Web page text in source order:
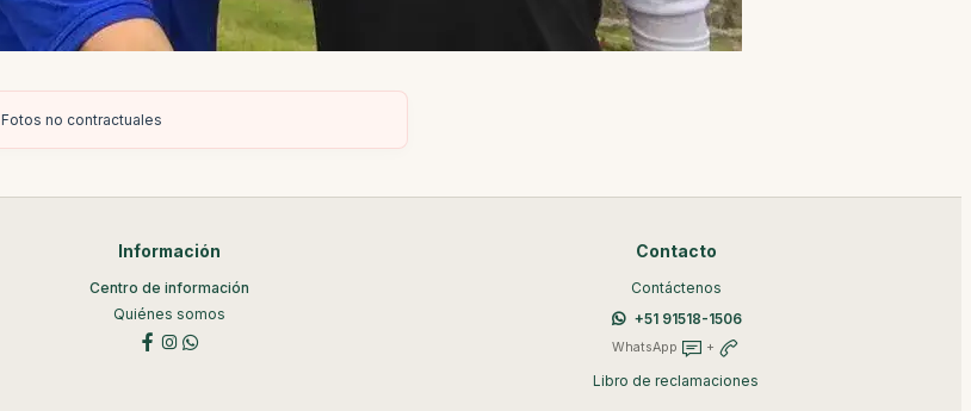
Fotos no contractuales
Información
Centro de información
Quiénes somos
Contacto
Contáctenos
+51 91518-1506
WhatsApp +
Libro de reclamaciones